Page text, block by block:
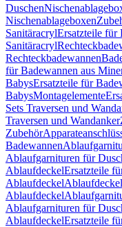
Duschen
Nischenablageboxen
SanitäracrylErsatzteile für
Sanitäracryl
Rechteckbadewannen
für Badewannen aus
BabysErsatzteile für
BabysMontagelemente
Sets Traversen und
Traversen und Wandanker
Zubehör
Badewannen
Ablaufgarnituren für
AblaufdeckelErsatzteile
AblaufdeckelAblaufdeckel
Ablaufdeckel
Ablaufgarnituren für
AblaufdeckelErsatzteile